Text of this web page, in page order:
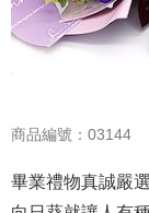
商品編號：03144
畢業禮物真誠嚴